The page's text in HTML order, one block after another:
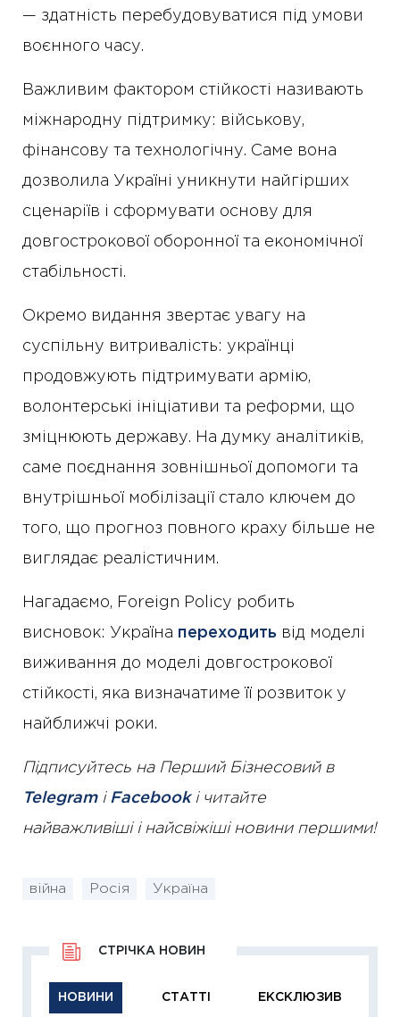
— здатність перебудовуватися під умови
воєнного часу.
Важливим фактором стійкості називають
міжнародну підтримку: військову,
фінансову та технологічну. Саме вона
дозволила Україні уникнути найгірших
сценаріїв і сформувати основу для
довгострокової оборонної та економічної
стабільності.
Окремо видання звертає увагу на
суспільну витривалість: українці
продовжують підтримувати армію,
волонтерські ініціативи та реформи, що
зміцнюють державу. На думку аналітиків,
саме поєднання зовнішньої допомоги та
внутрішньої мобілізації стало ключем до
того, що прогноз повного краху більше не
виглядає реалістичним.
Нагадаємо, Foreign Policy робить
висновок: Україна переходить від моделі
виживання до моделі довгострокової
стійкості, яка визначатиме її розвиток у
найближчі роки.
Підписуйтесь на Перший Бізнесовий в
Telegramі Facebookі читайте
найважливіші і найсвіжіші новини першими!
війна Росія Україна
НОВИНИ СТАТТІ ЕКСКЛЮЗИВ
СТРІЧКА НОВИН